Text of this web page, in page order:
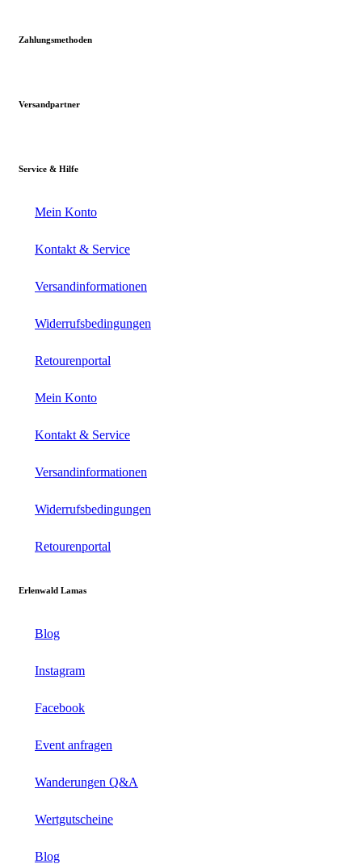
Zahlungsmethoden
Versandpartner
Service & Hilfe
Mein Konto
Kontakt & Service
Versandinformationen
Widerrufsbedingungen
Retourenportal
Mein Konto
Kontakt & Service
Versandinformationen
Widerrufsbedingungen
Retourenportal
Erlenwald Lamas
Blog
Instagram
Facebook
Event anfragen
Wanderungen Q&A
Wertgutscheine
Blog